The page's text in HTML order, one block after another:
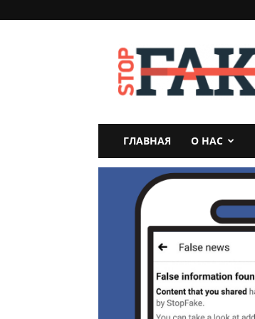
StopFake
ГЛАВНАЯ О НАС